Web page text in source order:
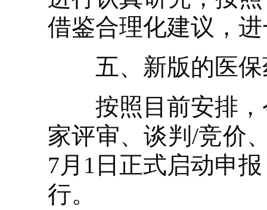
借鉴合理化建议，
五、新版的医保
按照目前安排，
家评审、谈判/竞价
7月1日正式启动申
行。